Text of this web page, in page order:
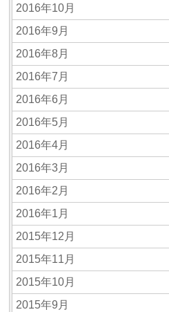
2016年10月
2016年9月
2016年8月
2016年7月
2016年6月
2016年5月
2016年4月
2016年3月
2016年2月
2016年1月
2015年12月
2015年11月
2015年10月
2015年9月